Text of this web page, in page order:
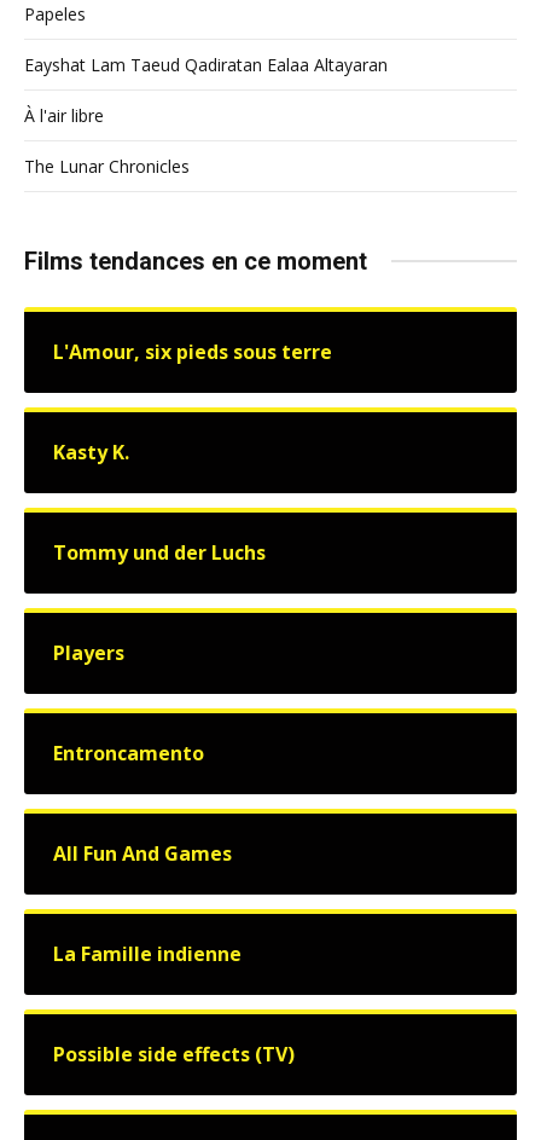
Papeles
Eayshat Lam Taeud Qadiratan Ealaa Altayaran
À l'air libre
The Lunar Chronicles
Films tendances en ce moment
L'Amour, six pieds sous terre
Kasty K.
Tommy und der Luchs
Players
Entroncamento
All Fun And Games
La Famille indienne
Possible side effects (TV)